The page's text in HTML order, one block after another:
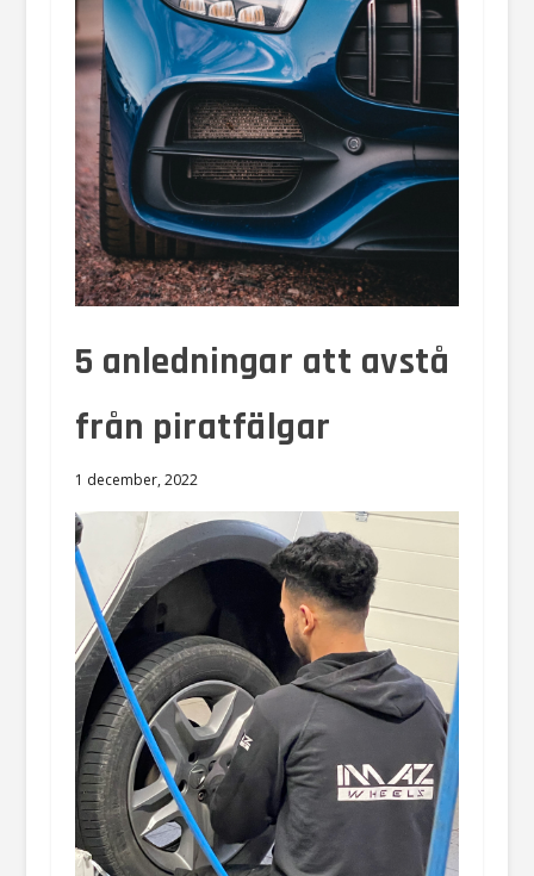
5 anledningar att avstå
från piratfälgar
1 december, 2022